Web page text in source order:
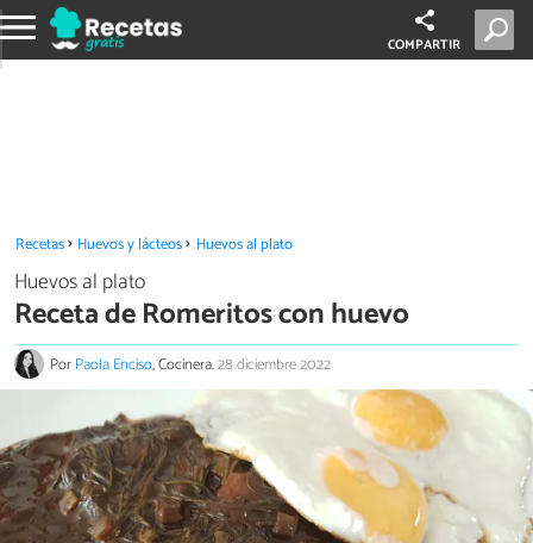
COMPARTIR
Recetas Huevos y lácteos Huevos al plato
Huevos al plato
Receta de Romeritos con huevo
PorPaola Enciso, Cocinera.28 diciembre 2022